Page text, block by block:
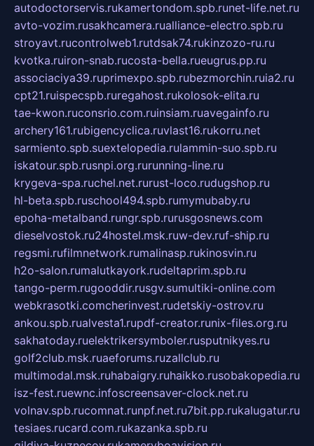
autodoctorservis.rukamertondom.spb.runet-life.net.ru
avto-vozim.rusakhcamera.rualliance-electro.spb.ru
stroyavt.rucontrolweb1.rutdsak74.rukinzozo-ru.ru
kvotka.ruiron-snab.rucosta-bella.rueugrus.pp.ru
associaciya39.ruprimexpo.spb.rubezmorchin.ruia2.ru
cpt21.ruispecspb.ruregahost.rukolosok-elita.ru
tae-kwon.ruconsrio.com.ruinsiam.ruavegainfo.ru
archery161.rubigencyclica.ruvlast16.rukorru.net
sarmiento.spb.suextelopedia.rulammin-suo.spb.ru
iskatour.spb.rusnpi.org.rurunning-line.ru
krygeva-spa.ruchel.net.rurust-loco.rudugshop.ru
hl-beta.spb.ruschool494.spb.rumymubaby.ru
epoha-metalband.rungr.spb.rurusgosnews.com
dieselvostok.ru24hostel.msk.ruw-dev.ruf-ship.ru
regsmi.rufilmnetwork.rumalinasp.rukinosvin.ru
h2o-salon.rumalutkayork.rudeltaprim.spb.ru
tango-perm.rugooddir.rusgv.sumultiki-online.com
webkrasotki.comcherinvest.rudetskiy-ostrov.ru
ankou.spb.rualvesta1.rupdf-creator.runix-files.org.ru
sakhatoday.ruelektrikersymboler.rusputnikyes.ru
golf2club.msk.ruaeforums.ruzallclub.ru
multimodal.msk.ruhabaigry.ruhaikko.rusobakopedia.ru
isz-fest.ruewnc.infoscreensaver-clock.net.ru
volnav.spb.rucomnat.runpf.net.ru7bit.pp.rukalugatur.ru
tesiaes.rucard.com.rukazanka.spb.ru